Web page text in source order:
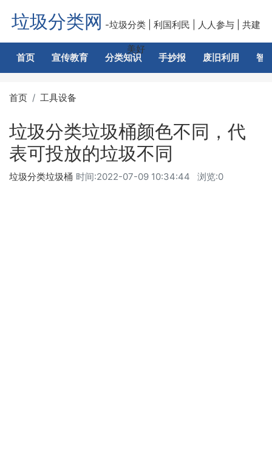
垃圾分类网 -垃圾分类 | 利国利民 | 人人参与 | 共建
美好
首页 宣传教育 分类知识 手抄报 废旧利用 智
首页 工具设备
垃圾分类垃圾桶颜色不同，代
表可投放的垃圾不同
时间:2022-07-09 10:34:44 浏览:0
垃圾分类垃圾桶